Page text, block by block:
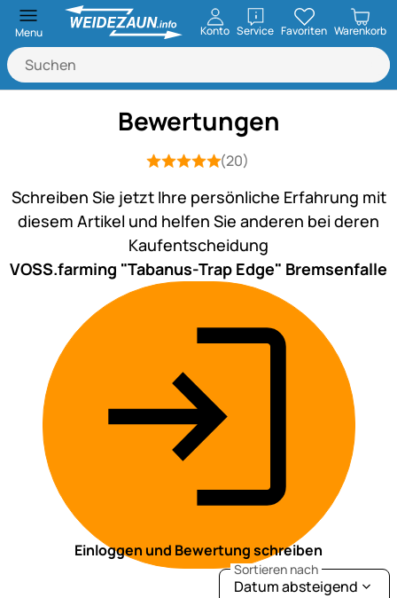
Menu Konto ServiceöffnenFavoriten Warenkorb
Bewertungen
Bewertung: 5 von 5 (20
20 Bewertungen
(20)
Schreiben Sie jetzt Ihre persönliche Erfahrung mit
diesem Artikel und helfen Sie anderen bei deren
Kaufentscheidung
VOSS.farming "Tabanus-Trap Edge" Bremsenfalle
Einloggen und Bewertung schreiben
Sortieren nach
Datum absteigend